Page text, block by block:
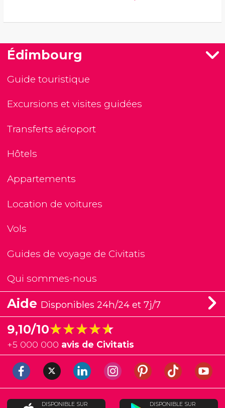
Édimbourg
Guide touristique
Excursions et visites guidées
Transferts aéroport
Hôtels
Appartements
Location de voitures
Vols
Guides de voyage de Civitatis
Qui sommes-nous
Aide Disponibles 24h/24 et 7j/7
9,10/10★★★★★
★★★★★
+5 000 000 avis de Civitatis
DISPONIBLE SUR DISPONIBLE SUR